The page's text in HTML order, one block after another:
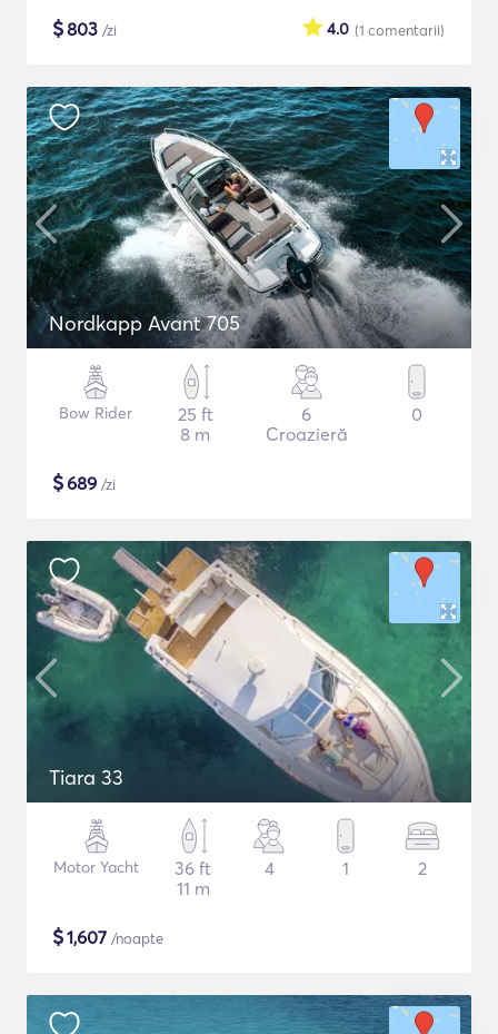
$803 /zi (1 comentarii)
4.0
Nordkapp Avant 705
Bow Rider
25 ft
8 m
6
Croazieră
0
$689 /zi
Tiara 33
Motor Yacht
36 ft
11 m
4 1 2
$1,607 /noapte